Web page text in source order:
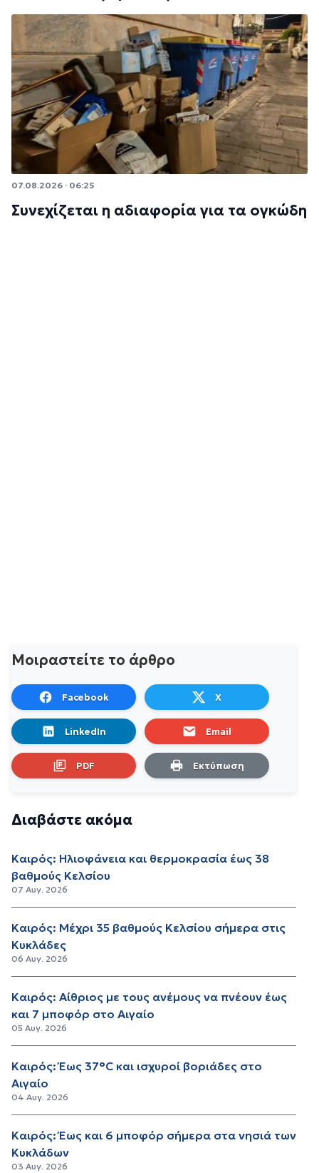
07.08.2026 · 06:25
Συνεχίζεται η αδιαφορία για τα ογκώδη
Μοιραστείτε το άρθρο
Facebook X
LinkedIn Email
PDF Εκτύπωση
Διαβάστε ακόμα
Καιρός: Ηλιοφάνεια και θερμοκρασία έως 38
βαθμούς Κελσίου
07 Αυγ. 2026
Καιρός: Μέχρι 35 βαθμούς Κελσίου σήμερα στις
Κυκλάδες
06 Αυγ. 2026
Καιρός: Αίθριος με τους ανέμους να πνέουν έως
και 7 μποφόρ στο Αιγαίο
05 Αυγ. 2026
Καιρός: Έως 37°C και ισχυροί βοριάδες στο
Αιγαίο
04 Αυγ. 2026
Καιρός: Έως και 6 μποφόρ σήμερα στα νησιά των
Κυκλάδων
03 Αυγ. 2026